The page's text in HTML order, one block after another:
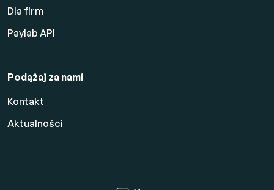
Dla firm
Paylab API
Podążaj za nami
Kontakt
Aktualności